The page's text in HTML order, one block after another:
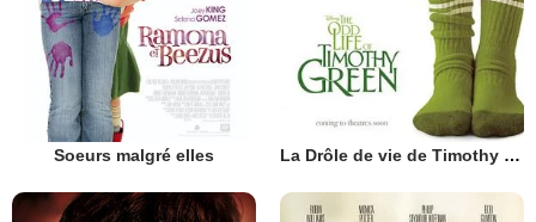
Soeurs malgré elles La Drôle de vie de Timothy Green